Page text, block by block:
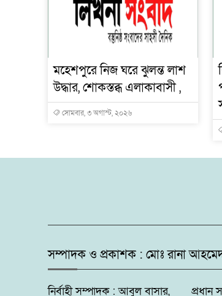
মহেশপুরে নিজ ঘরে ঝুলন্ত লাশ
উদ্ধার, শোকস্তব্ধ এলাকাবাসী ,
সোমবার, ৩ অগাস্ট, ২০২৬
সম্পাদক ও প্রকাশক : মোঃ রানা
নির্বাহী সম্পাদক : আবুল বাসার,